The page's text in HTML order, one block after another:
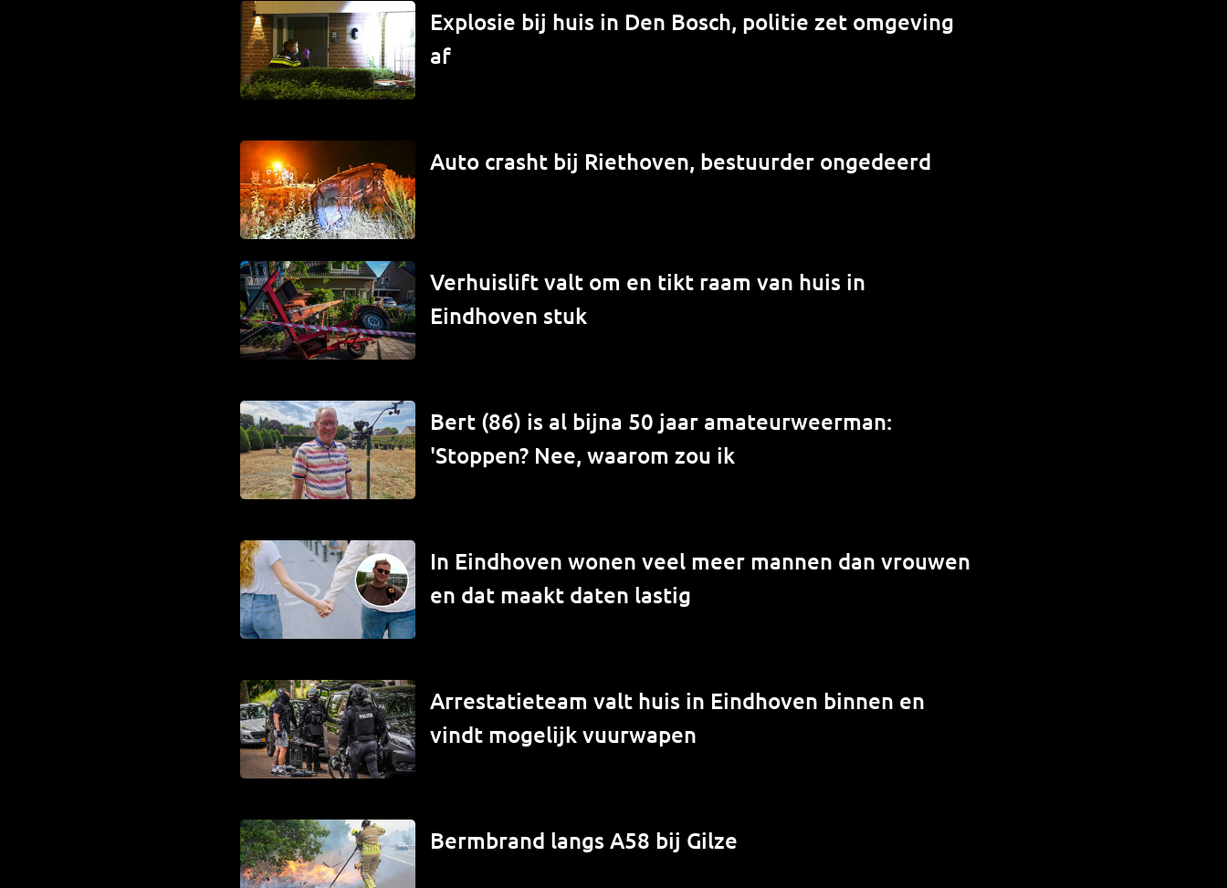
Explosie bij huis in Den Bosch, politie zet omgeving
af
Auto crasht bij Riethoven, bestuurder ongedeerd
Verhuislift valt om en tikt raam van huis in
Eindhoven stuk
Bert (86) is al bijna 50 jaar amateurweerman:
'Stoppen? Nee, waarom zou ik
In Eindhoven wonen veel meer mannen dan vrouwen
en dat maakt daten lastig
Arrestatieteam valt huis in Eindhoven binnen en
vindt mogelijk vuurwapen
Bermbrand langs A58 bij Gilze